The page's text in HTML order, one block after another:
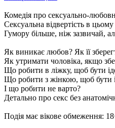
Комедія про сексуально-
Сексуальна відвертість в
Гумору більше, ніж зазвичай,
Як виникає любов? Як її
Як утримати чоловіка, якщо
Що робити в ліжку, щоб бути
Що робити з жінкою, щоб бути
І що робити не варто?
Детально про секс без
Подія має вікове обмеження: